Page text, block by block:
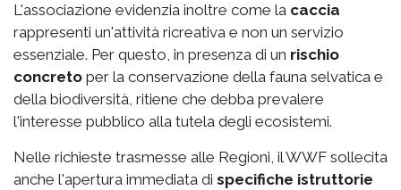
L'associazione evidenzia inoltre come la caccia
rappresenti un'attività ricreativa e non un servizio
essenziale. Per questo, in presenza di un rischio
concreto per la conservazione della fauna selvatica e
della biodiversità, ritiene che debba prevalere
l'interesse pubblico alla tutela degli ecosistemi.
Nelle richieste trasmesse alle Regioni, il WWF sollecita
anche l'apertura immediata di specifiche istruttorie